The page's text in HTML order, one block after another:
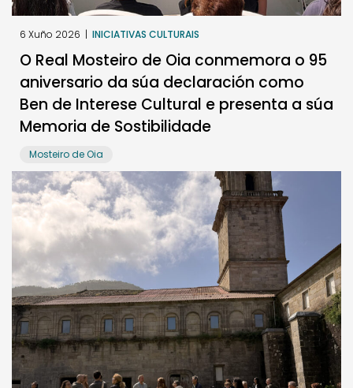
6 Xuño 2026 | INICIATIVAS CULTURAIS
O Real Mosteiro de Oia conmemora o 95
aniversario da súa declaración como
Ben de Interese Cultural e presenta a súa
Memoria de Sostibilidade
Mosteiro de Oia